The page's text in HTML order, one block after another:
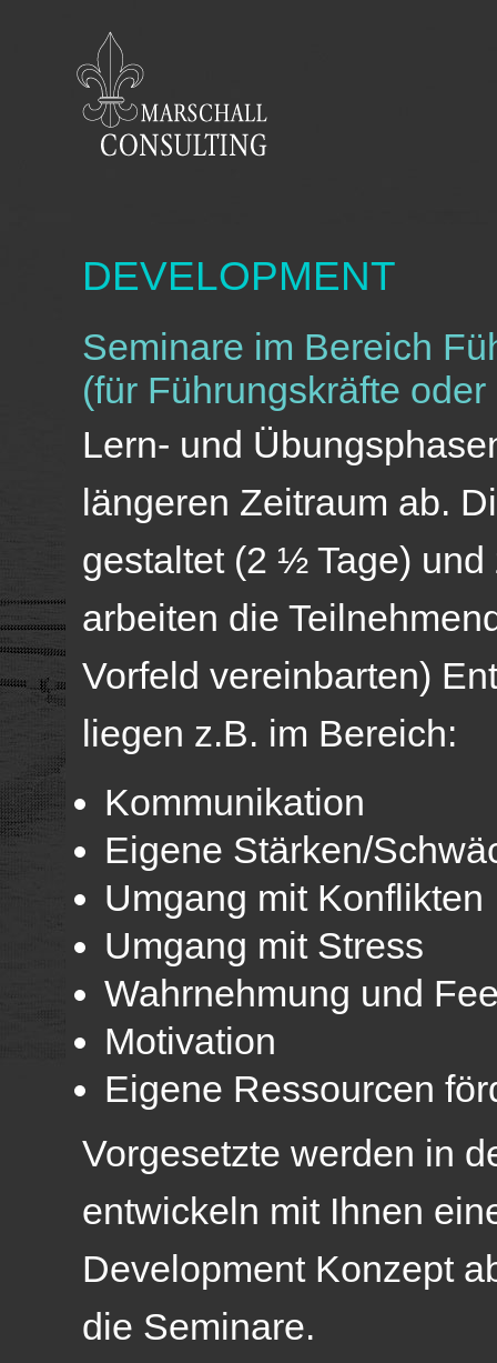
DEVELOPMENT
Seminare im Bereich
(für Führungskräfte
Lern- und
längeren Zeitraum ab.
gestaltet (2 ½ Tage)
arbeiten die
Vorfeld vereinbarten)
liegen z.B. im Bereich:
Kommunikation
Eigene Stärken/
Umgang mit Konflikten
Umgang mit Stress
Wahrnehmung und
Motivation
Eigene Ressourcen
Vorgesetzte werden in
entwickeln mit Ihnen
Development Konzept
die Seminare.